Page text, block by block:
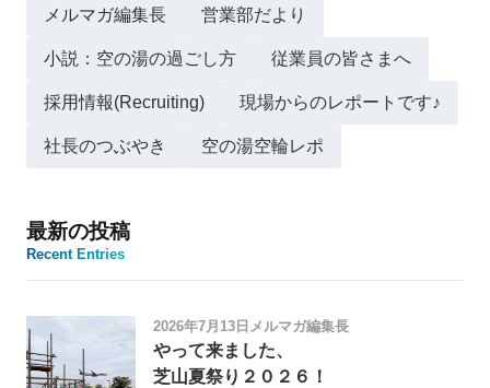
メルマガ編集長 営業部だより
小説：空の湯の過ごし方 従業員の皆さまへ
採用情報(Recruiting) 現場からのレポートです♪
社長のつぶやき 空の湯空輪レポ
最新の投稿
Recent Entries
2026年7月13日 メルマガ編集長
やって来ました、
芝山夏祭り２０２６！